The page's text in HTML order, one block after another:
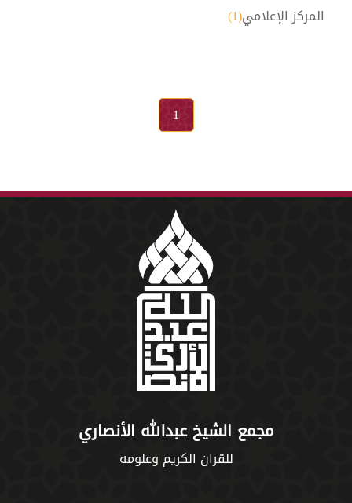
المركز الإعلامي(1)
1
مجمع الشيخ عبدالله الأنصاري
للقران الكريم وعلومه